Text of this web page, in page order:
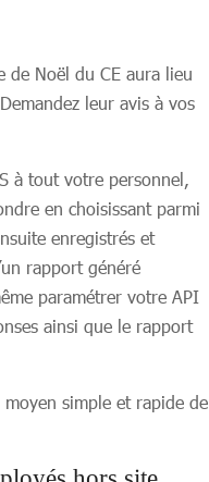
de Noël du CE aura lieu
leur avis à vos
à tout votre personnel,
en choisissant parmi
enregistrés et
rapport généré
paramétrer votre API
ainsi que le rapport
simple et rapide de